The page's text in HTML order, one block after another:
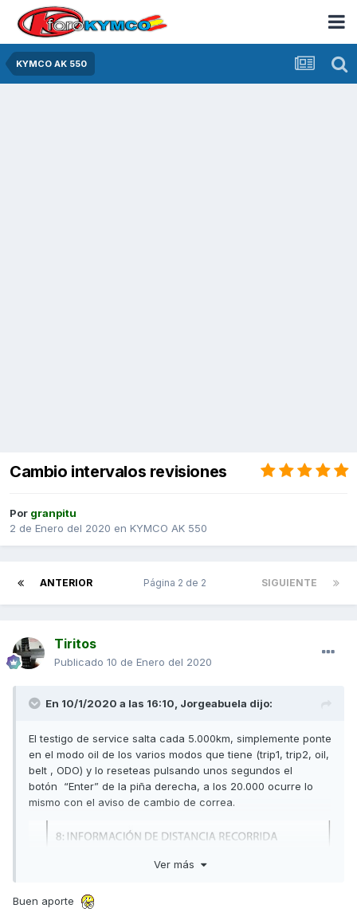
KYMCO AK 550
Cambio intervalos revisiones
Por granpitu
2 de Enero del 2020 en KYMCO AK 550
ANTERIOR SIGUIENTE
Página 2 de 2
Tiritos
Publicado 10 de Enero del 2020
En 10/1/2020 a las 16:10, Jorgeabuela dijo:
El testigo de service salta cada 5.000km, simplemente ponte
en el modo oil de los varios modos que tiene (trip1, trip2, oil,
belt , ODO) y lo reseteas pulsando unos segundos el
botón “Enter” de la piña derecha, a los 20.000 ocurre lo
mismo con el aviso de cambio de correa.
Ver más
Buen aporte